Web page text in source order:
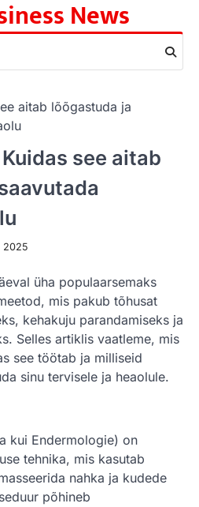
News
aitab lõõgastuda ja
see aitab
2025
üha populaarsemaks
mis pakub tõhusat
kehakuju parandamiseks ja
Selles artiklis vaatleme, mis
see töötab ja milliseid
sinu tervisele ja heaolule.
kui Endermologie) on
tehnika, mis kasutab
nahka ja kudede
põhineb